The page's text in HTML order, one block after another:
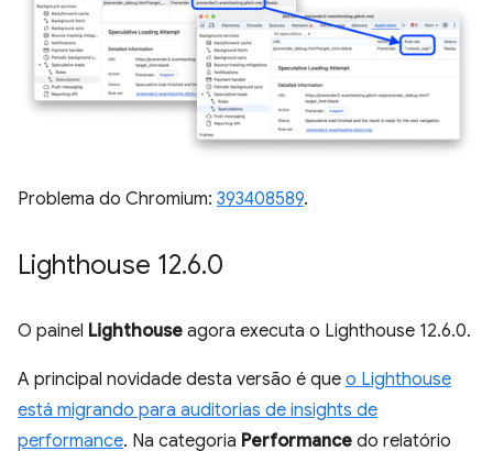
Problema do Chromium: 393408589.
Lighthouse 12.6.0
O painel Lighthouse agora executa o Lighthouse 12.6.0.
A principal novidade desta versão é que o Lighthouse
está migrando para auditorias de insights de
performance. Na categoria Performance do relatório